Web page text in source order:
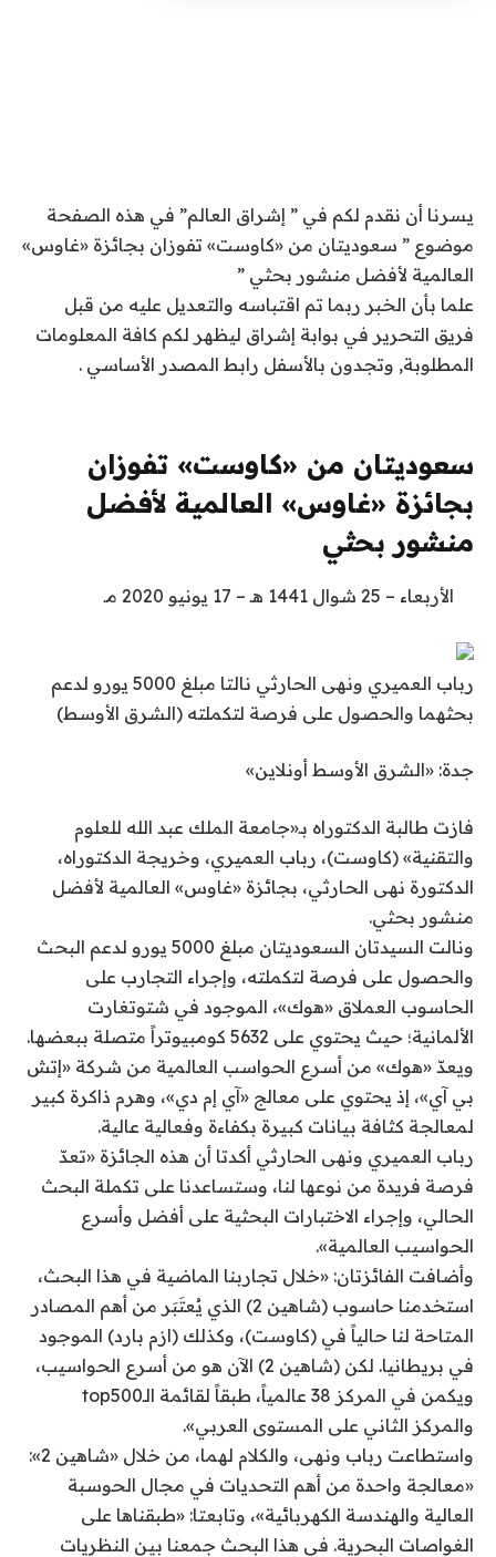
يسرنا أن نقدم لكم في ” إشراق العالم” في هذه الصفحة
موضوع ” سعوديتان من «كاوست» تفوزان بجائزة «غاوس»
العالمية لأفضل منشور بحثي ”
علما بأن الخبر ربما تم اقتباسه والتعديل عليه من قبل
فريق التحرير في بوابة إشراق ليظهر لكم كافة المعلومات
المطلوبة, وتجدون بالأسفل رابط المصدر الأساسي .
سعوديتان من «كاوست» تفوزان
بجائزة «غاوس» العالمية لأفضل
منشور بحثي
الأربعاء – 25 شوال 1441 هـ – 17 يونيو 2020 مـ
رباب العميري ونهى الحارثي نالتا مبلغ 5000 يورو لدعم
بحثهما والحصول على فرصة لتكملته (الشرق الأوسط)
جدة: «الشرق الأوسط أونلاين»
فازت طالبة الدكتوراه بـ«جامعة الملك عبد الله للعلوم
والتقنية» (كاوست)، رباب العميري، وخريجة الدكتوراه،
الدكتورة نهى الحارثي، بجائزة «غاوس» العالمية لأفضل
منشور بحثي.
ونالت السيدتان السعوديتان مبلغ 5000 يورو لدعم البحث
والحصول على فرصة لتكملته، وإجراء التجارب على
الحاسوب العملاق «هوك»، الموجود في شتوتغارت
الألمانية؛ حيث يحتوي على 5632 كومبيوتراً متصلة ببعضها.
ويعدّ «هوك» من أسرع الحواسب العالمية من شركة «إتش
بي آي»، إذ يحتوي على معالج «آي إم دي»، وهرم ذاكرة كبير
لمعالجة كثافة بيانات كبيرة بكفاءة وفعالية عالية.
رباب العميري ونهى الحارثي أكدتا أن هذه الجائزة «تعدّ
فرصة فريدة من نوعها لنا، وستساعدنا على تكملة البحث
الحالي، وإجراء الاختبارات البحثية على أفضل وأسرع
الحواسيب العالمية».
وأضافت الفائزتان: «خلال تجاربنا الماضية في هذا البحث،
استخدمنا حاسوب (شاهين 2) الذي يُعتَبَر من أهم المصادر
المتاحة لنا حالياً في (كاوست)، وكذلك (ازم بارد) الموجود
في بريطانيا. لكن (شاهين 2) الآن هو من أسرع الحواسيب،
ويكمن في المركز 38 عالمياً، طبقاً لقائمة الـtop500
والمركز الثاني على المستوى العربي».
واستطاعت رباب ونهى، والكلام لهما، من خلال «شاهين 2»:
«معالجة واحدة من أهم التحديات في مجال الحوسبة
العالية والهندسة الكهربائية»، وتابعتا: «طبقناها على
الغواصات البحرية. في هذا البحث جمعنا بين النظريات